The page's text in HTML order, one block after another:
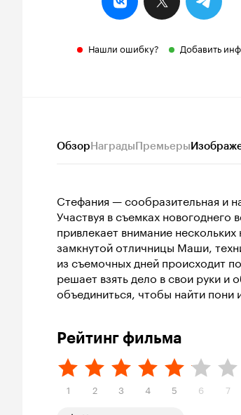
Нашли ошибку? Добавить
ОбзорНаградыПремьеры
Стефания — сообразительная и
Участвуя в съемках
привлекает внимание
замкнутой отличницы Маши,
из съемочных дней происходит
решает взять дело в свои руки
объединиться, чтобы найти пони
Рейтинг фильма
1 2 3 4 5 6 7